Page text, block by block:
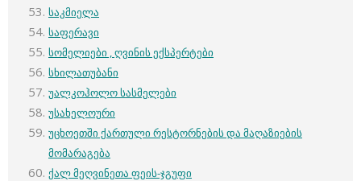
საკმიელა
საფერავი
სომელიები , ღვინის ექსპერტები
სხილათუბანი
უალკოჰოლო სასმელები
უსახელოური
უცხოეთში ქართული რესტორნების და მაღაზიების
მომარაგება
ქალ მეღვინეთა ფეის-ჯგუფი